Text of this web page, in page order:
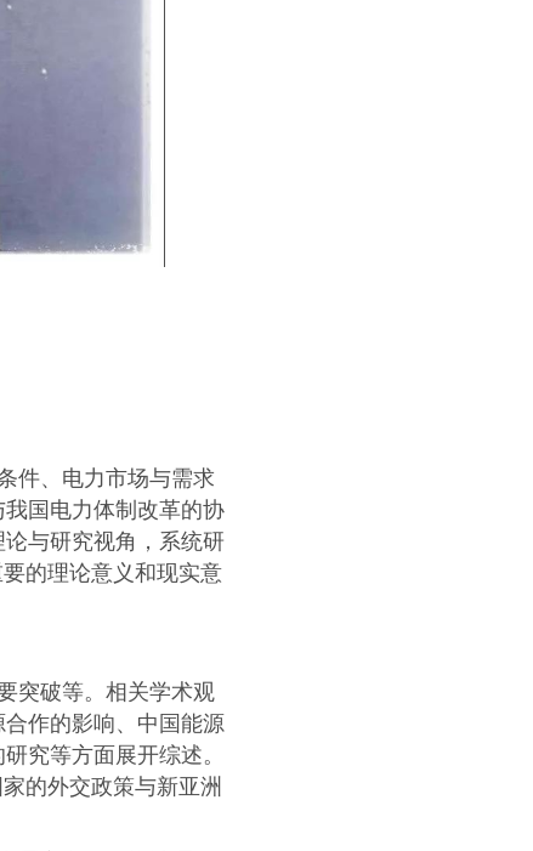
件、电力市场与需求
国电力体制改革的协
与研究视角，系统研
的理论意义和现实意
突破等。相关学术观
作的影响、中国能源
究等方面展开综述。
的外交政策与新亚洲